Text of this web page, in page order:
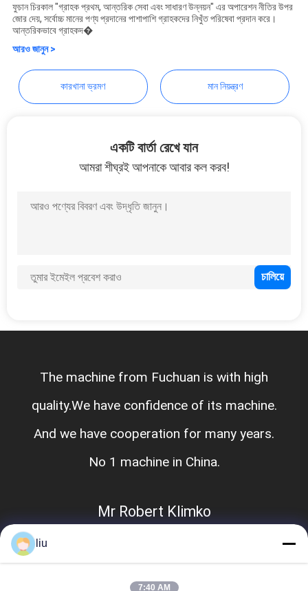
সাইট
ম্যাপ
PRIVACY
ফুচান চিরকাল "গ্রাহক প্রথম, আন্তরিক সেবা এবং সাধারণ উন্নয়ন" এর অপারেশন নীতির উপর
জোর দেয়, সর্বোচ্চ মানের পণ্য প্রদানের পাশাপাশি গ্রাহকদের নিখুঁত পরিষেবা প্রদান করে।
আন্তরিকভাবে গ্রাহকদ�
আরও জানুন >
কারখানা ভ্রমণ মান নিয়ন্ত্রণ
একটি বার্তা রেখে যান
আমরা শীঘ্রই আপনাকে আবার কল করব!
The machine from Fuchuan is with high
quality.We have confidence of its machine.
And we have cooperation for many years.
No 1 machine in China.
Mr Robert Klimko
liu
7:40 AM